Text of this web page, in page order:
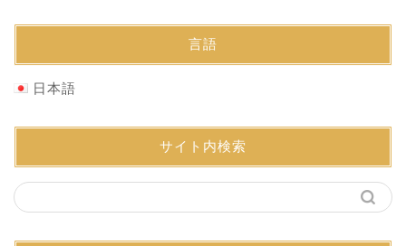
言語
日本語
サイト内検索